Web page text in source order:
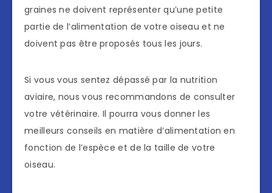
graines ne doivent représenter qu’une petite
partie de l’alimentation de votre oiseau et ne
doivent pas être proposés tous les jours.
Si vous vous sentez dépassé par la nutrition
aviaire, nous vous recommandons de consulter
votre vétérinaire. Il pourra vous donner les
meilleurs conseils en matière d’alimentation en
fonction de l’espèce et de la taille de votre
oiseau.